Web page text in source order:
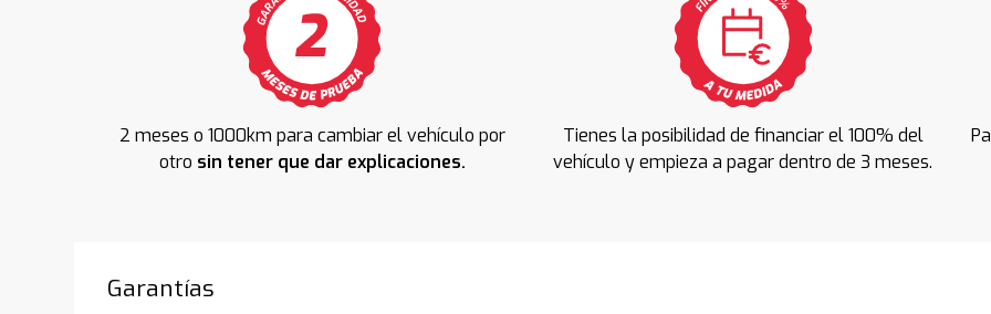
2 meses o 1000km para cambiar el vehículo por
otro sin tener que dar explicaciones.
Tienes la posibilidad de financiar el 100% del
vehículo y empieza a pagar dentro de 3 meses.
Garantías